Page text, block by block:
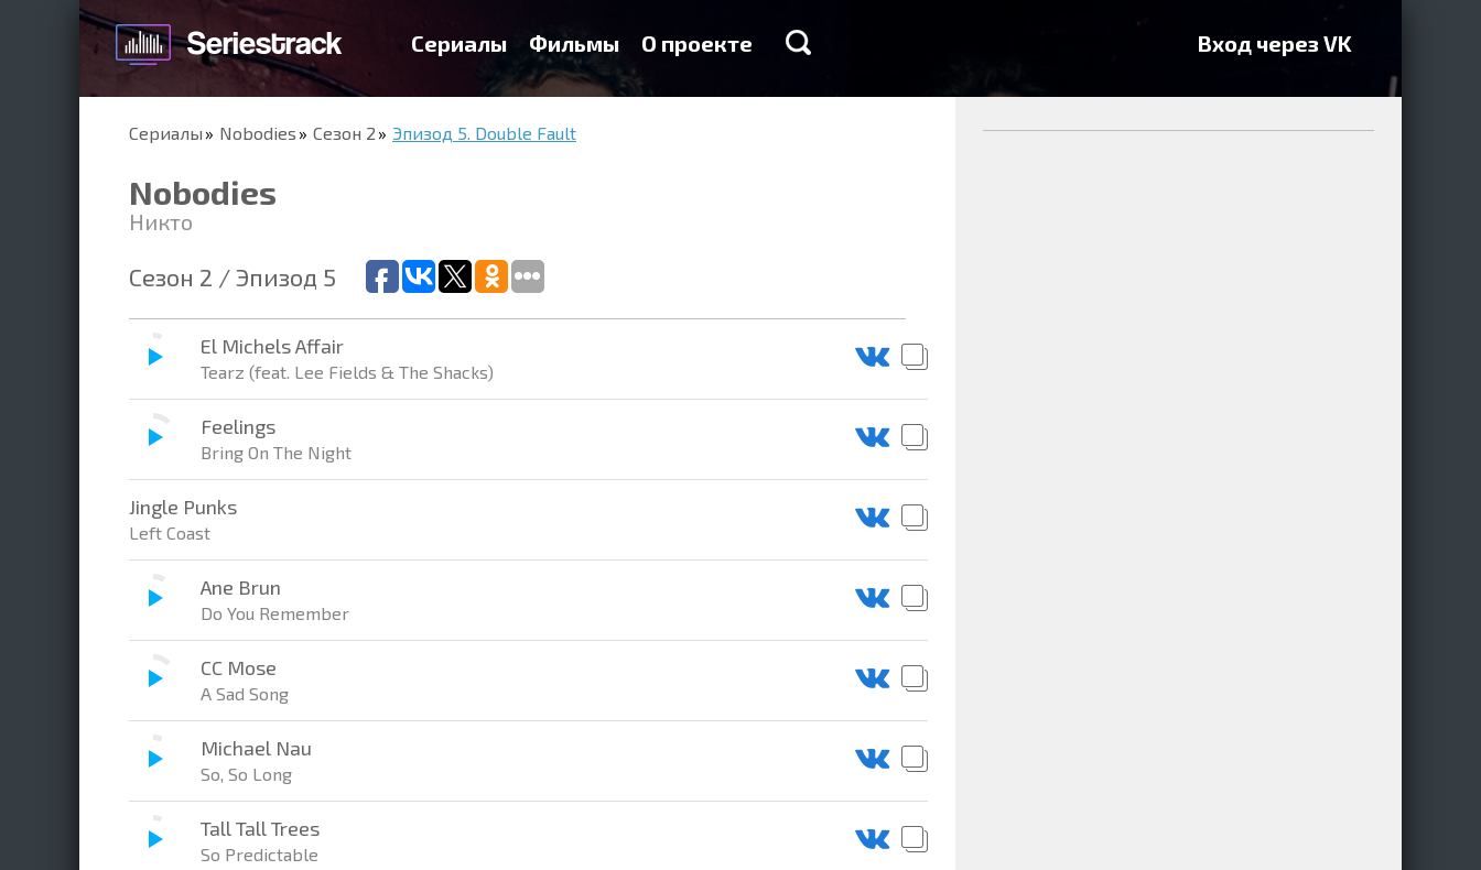
Сериалы Фильмы О проекте Вход через VK
Сериалы Nobodies Сезон 2 Эпизод 5. Double Fault
Nobodies
Никто
Сезон 2 / Эпизод 5
El Michels Affair
Tearz (feat. Lee Fields & The Shacks)
Feelings
Bring On The Night
Jingle Punks
Left Coast
Ane Brun
Do You Remember
CC Mose
A Sad Song
Michael Nau
So, So Long
Tall Tall Trees
So Predictable